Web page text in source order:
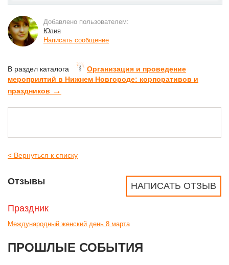
Добавлено пользователем:
Юлия
Написать сообщение
В раздел каталога
Организация и проведение
мероприятий в Нижнем Новгороде: корпоративов и
праздников →
< Вернуться к списку
НАПИСАТЬ ОТЗЫВ
Отзывы
Праздник
Международный женский день 8 марта
ПРОШЛЫЕ СОБЫТИЯ